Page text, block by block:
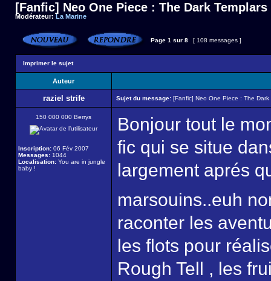
[Fanfic] Neo One Piece : The Dark
Modérateur:La Marine
Page 1 sur 8 [ 108 messages ]
Imprimer le sujet
Auteur
raziel strife Sujet du message: [Fanfic] Neo One Piece : The Dark
150 000 000 Berrys
Inscription: 06 Fév 2007
Messages: 1044
Localisation: You are in jungle
baby !
Bonjour tout le
fic qui se situe
largement aprés
marsouins..euh
raconter les
les flots pour
Rough Tell , les